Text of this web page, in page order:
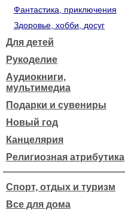
Фантастика, приключения
Здоровье, хобби, досуг
Для детей
Рукоделие
Аудиокниги,
мультимедиа
Подарки и сувениры
Новый год
Канцелярия
Религиозная атрибутика
Спорт, отдых и туризм
Все для дома